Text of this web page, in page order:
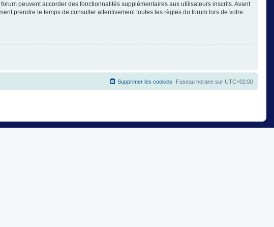
peuvent accorder des fonctionnalités supplémentaires aux utilisateurs inscrits. Avant
prendre le temps de consulter attentivement toutes les règles du forum lors de votre
Fuseau horaire sur UTC+02:00
Supprimer les cookies